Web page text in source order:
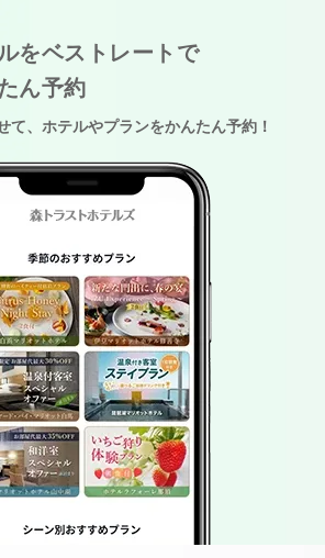
をベストレートで
ん予約
て、ホテルやプランをかんたん予約！